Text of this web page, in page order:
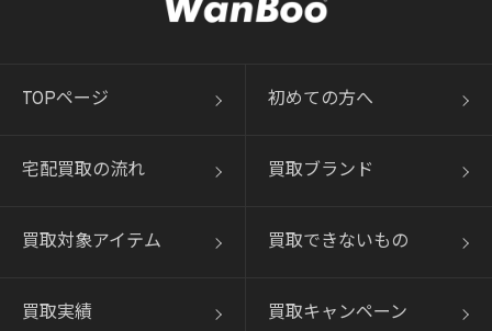
TOPページ 初めての方へ
宅配買取の流れ 買取ブランド
買取対象アイテム 買取できないもの
買取実績 買取キャンペーン